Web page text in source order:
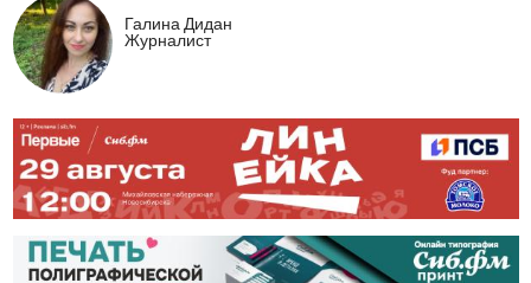
Галина Дидан
Журналист